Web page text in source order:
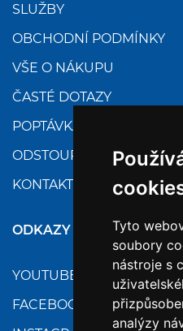
Tyto
soubory
nástroje s
analýzy
SLUŽBY
OBCHODNÍ PODMÍNKY
VŠE O NÁKUPU
ČASTÉ DOTAZY
POPTÁVKA
ODSTOUPENÍ
KONTAKTY
ODKAZY
YOUTUBE
FACEBOOK